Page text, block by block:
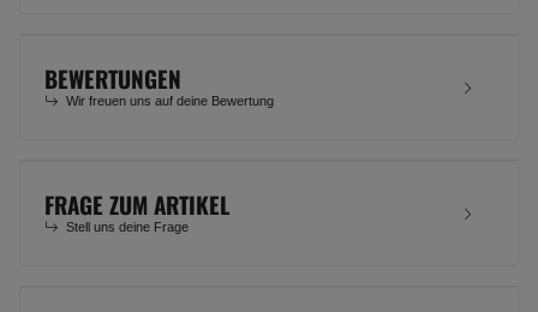
BEWERTUNGEN
Wir freuen uns auf deine Bewertung
FRAGE ZUM ARTIKEL
Stell uns deine Frage